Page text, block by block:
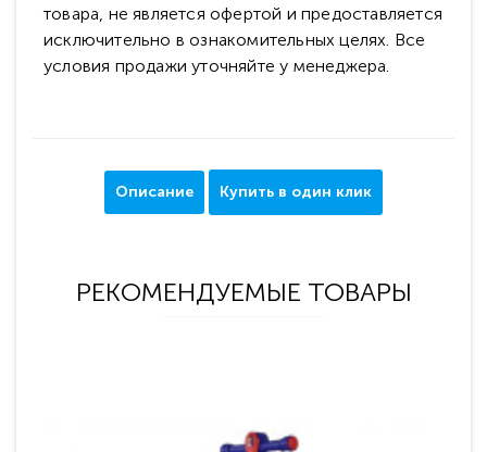
товара, не является офертой и предоставляется
исключительно в ознакомительных целях. Все
условия продажи уточняйте у менеджера.
Описание Купить в один клик
РЕКОМЕНДУЕМЫЕ ТОВАРЫ